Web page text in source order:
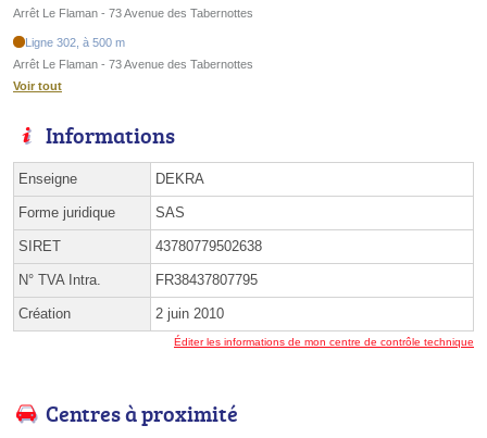
Arrêt Le Flaman - 73 Avenue des Tabernottes
Ligne 302, à 500 m
Arrêt Le Flaman - 73 Avenue des Tabernottes
Voir tout
Informations
Enseigne DEKRA
Forme juridique SAS
SIRET 43780779502638
N° TVA Intra. FR38437807795
Création 2 juin 2010
Éditer les informations de mon centre de contrôle technique
Centres à proximité